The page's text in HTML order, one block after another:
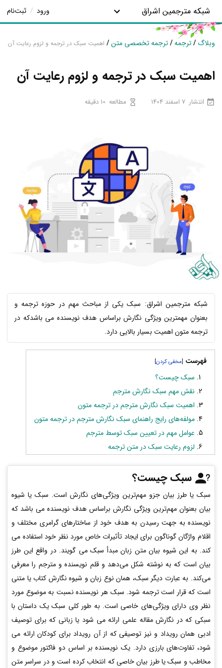
شبکه مترجمین اشراق ورود / ثبت‌نام
وبلاگ /ترجمه/ترجمه تخصصی متن/ اهمیت سبک در ترجمه و لزوم رعایت آن
اهمیت سبک در ترجمه و لزوم رعایت آن
انتشار 7 اسفند 1404 مطالعه 10 دقیقه
شبکه مترجمین اشراق: سبک یکی از مباحث مهم در حوزه ترجمه و
بعنوان مهمترین ویژگی‌ نگارش براساس هدف نویسنده می باشدکه در
ترجمه متون اهمیت بسیار بالایی دارد.
فهرست [
]
سبک چیست؟
نقش مهم سبک نگارش مترجم
اهمیت سبک نگارش مترجم در ترجمه متون
مولفه‌های رایج راهنمای سبک نگارش مترجم در ترجمه متون
عوامل مهم در تعیین سبک توسط مترجم
لزوم رعایت سبک در متن ترجمه
سبک چیست؟
سبک یا طرز بیان جزو مهم‌ترین ویژگی‌های نگارش است. سبک یا شیوه
بیان بعنوان مهم‌ترین ویژگی‌ نگارش براساس هدف نویسنده می باشد که
نویسنده به جهت رسیدن به هدف خود از ساختارهای گرامری مختلف و
اقلام واژگان گوناگون برای ایجاد تأثیرات خاص مورد نظر خود استفاده می
کند. به این شیوه بیان متن زبان مبدأ سبک می­ گویند. در واقع این طرز
بیان است که به نوشته شکل می‌دهد و قلم نویسنده و مترجم را معرفی
می‌کند. به عبارت دیگر سبک، همان نوع زبان و شیوه نگارش کتاب یا متنی
است که قرار است ترجمه شود. سبک هر نویسنده نسبت به موضوع مورد
نظر وی دارای ویژگی‌های خاصی است. به طور کلی سبک یک داستان با
سبکی که در نگارش مقاله علمی ارائه می شود یا زبانی که برای توصیف
ادبی همان رویداد و نیز توصیفی که از آن رویداد برای کودکان ارائه می
شود، تفاوت‌های بارزی دارد. یک نویسنده بر اساس دو فاکتور موضوع و
مخاطب و سبک یا طرز بیان خاصی که انتخاب کرده است و در سراسر متن